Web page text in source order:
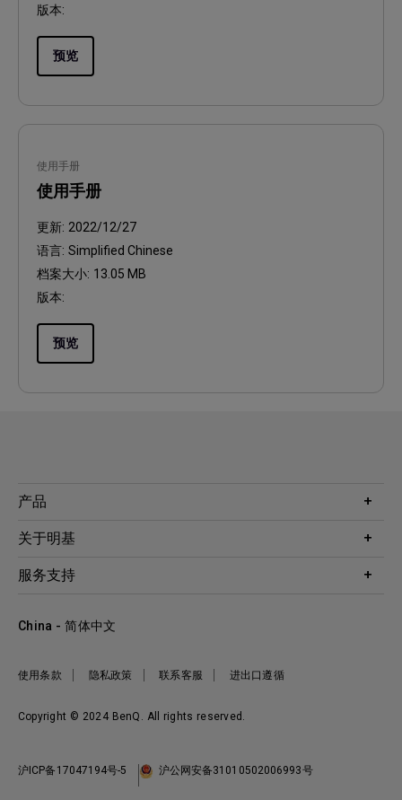
版本:
预览
使用手册
使用手册
更新: 2022/12/27
语言: Simplified Chinese
档案大小: 13.05 MB
版本:
预览
产品
投影机
WiT智能灯
关于明基
公司简介
企业社会责任
服务支持
档案下载与常见问题
Copyright © 2024 BenQ. All rights reserved.
使用条款 隐私政策 联系客服 进出口遵循
China - 简体中文
沪ICP备17047194号-5 沪公网安备31010502006993号